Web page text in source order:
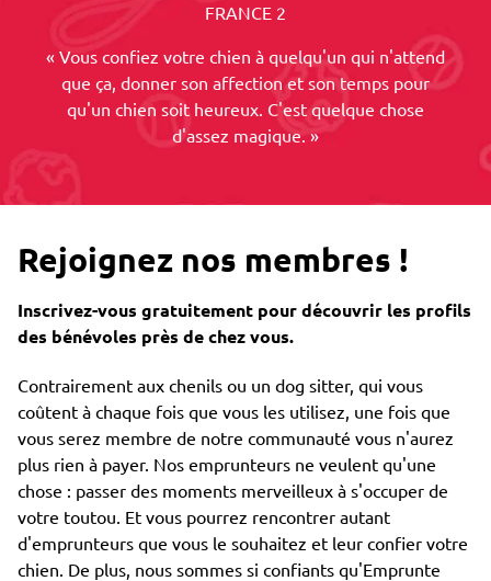
FRANCE 2
« Vous confiez votre chien à quelqu'un qui n'attend
que ça, donner son affection et son temps pour
qu'un chien soit heureux. C'est quelque chose
d'assez magique. »
Rejoignez nos membres !
Inscrivez-vous gratuitement pour découvrir les profils
des bénévoles près de chez vous.
Contrairement aux chenils ou un dog sitter, qui vous
coûtent à chaque fois que vous les utilisez, une fois que
vous serez membre de notre communauté vous n'aurez
plus rien à payer. Nos emprunteurs ne veulent qu'une
chose : passer des moments merveilleux à s'occuper de
votre toutou. Et vous pourrez rencontrer autant
d'emprunteurs que vous le souhaitez et leur confier votre
chien. De plus, nous sommes si confiants qu'Emprunte